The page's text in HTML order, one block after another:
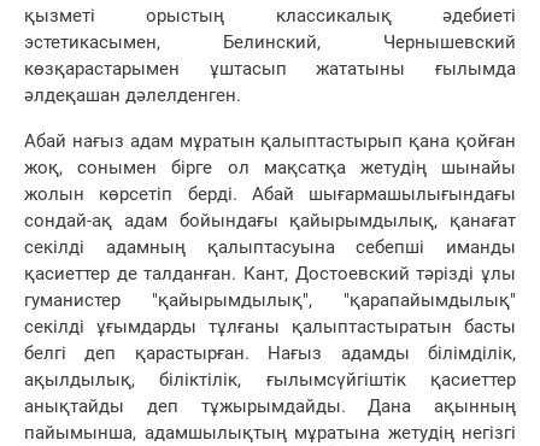
қызметі орыстың классикалық әдебиеті
эстетикасымен, Белинский, Чернышевский
көзқарастарымен ұштасып жататыны ғылымда
әлдеқашан дәлелденген.
Абай нағыз адам мұратын қалыптастырып қана қойған
жоқ, сонымен бірге ол мақсатқа жетудің шынайы
жолын көрсетіп берді. Абай шығармашылығындағы
сондай-ақ адам бойындағы қайырымдылық, қанағат
секілді адамның қалыптасуына себепші иманды
қасиеттер де талданған. Кант, Достоевский тәрізді ұлы
гуманистер "қайырымдылық", "қарапайымдылық"
секілді ұғымдарды тұлғаны қалыптастыратын басты
белгі деп қарастырған. Нағыз адамды білімділік,
ақылдылық, біліктілік, ғылымсүйгіштік қасиеттер
анықтайды деп тұжырымдайды. Дана ақынның
пайымынша, адамшылықтың мұратына жетудің негізгі